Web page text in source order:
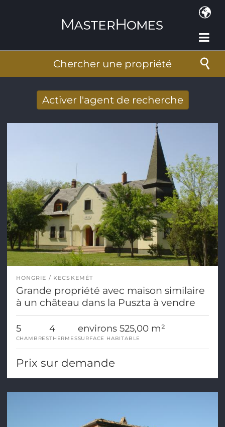
Chercher une propriété
Activer l'agent de recherche
par Email
*
HONGRIE KECSKEMÉT
Grande propriété avec maison similaire
à un château dans la Puszta à vendre
5
CHAMBRES
4
THERMES
environs 525,00 m²
SURFACE HABITABLE
Prix sur demande